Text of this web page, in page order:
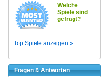
Welche
Spiele sind
gefragt?
Top Spiele anzeigen »
Fragen & Antworten